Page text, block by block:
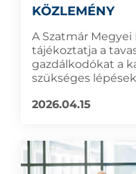
KÖZLEMÉNY
A Szatmár
tájékoztatja a
gazdálkodókat a
szükséges
2026.04.15